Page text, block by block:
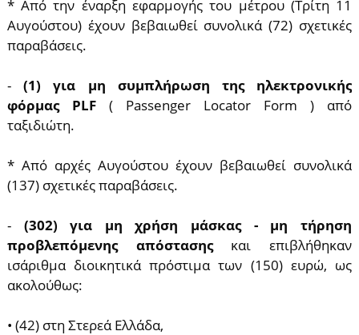
* Από την έναρξη εφαρμογής του μέτρου (Τρίτη 11
Αυγούστου) έχουν βεβαιωθεί συνολικά (72) σχετικές
παραβάσεις.
-(1) για μη συμπλήρωση της ηλεκτρονικής
φόρμας PLF( Passenger Locator Form ) από
ταξιδιώτη.
* Από αρχές Αυγούστου έχουν βεβαιωθεί συνολικά
(137) σχετικές παραβάσεις.
- (302) για μη χρήση μάσκας - μη τήρηση
προβλεπόμενης απόστασηςκαι επιβλήθηκαν
ισάριθμα διοικητικά πρόστιμα των (150) ευρώ, ως
ακολούθως:
• (42) στη Στερεά Ελλάδα,